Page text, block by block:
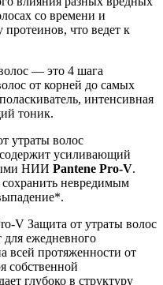
со времени и
протеинов, что ведет к
— это 4 шага
от корней до самых
интенсивная
тоник.
утраты волос
усиливающий
НИИ Pantene Pro-V.
невредимым
V Защита от утраты волос
для ежедневного
всей протяженности от
собственной
глубоко в структуру